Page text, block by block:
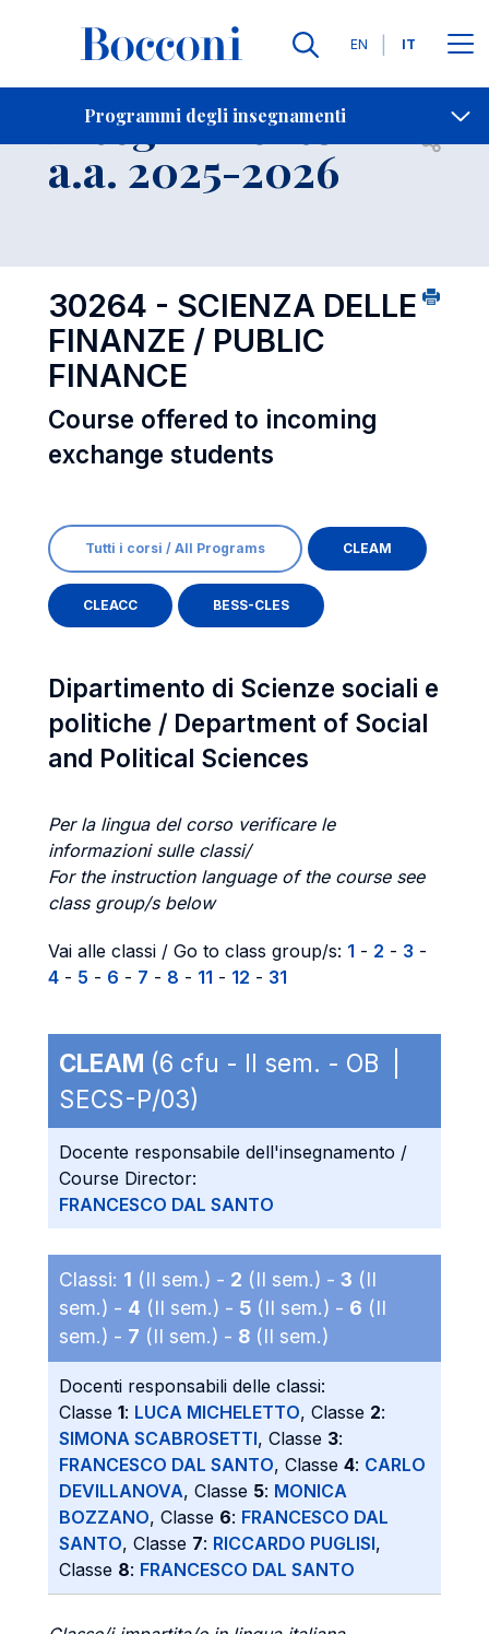
Lingue
EN IT
Programmi degli insegnamenti
Contatti
Insegnamento
a.a. 2025-2026 Open
30264 - SCIENZA DELLE
FINANZE / PUBLIC
FINANCE
Course offered to incoming
exchange students
Tutti i corsi / All Programs CLEAM
CLEACC BESS-CLES
Dipartimento di Scienze sociali e
politiche / Department of Social
and Political Sciences
Per la lingua del corso verificare le
informazioni sulle classi/
For the instruction language of the course see
class group/s below
Vai alle classi / Go to class group/s: 1 - 2 - 3 -
4 - 5 - 6 - 7 - 8 - 11 - 12 - 31
CLEAM (6 cfu - II sem. - OB |
SECS-P/03)
Docente responsabile dell'insegnamento /
Course Director:
FRANCESCO DAL SANTO
Classi: 1 (II sem.) - 2 (II sem.) - 3 (II
sem.) - 4 (II sem.) - 5 (II sem.) - 6 (II
sem.) - 7 (II sem.) - 8 (II sem.)
Docenti responsabili delle classi:
Classe 1: LUCA MICHELETTO, Classe 2:
SIMONA SCABROSETTI, Classe 3:
FRANCESCO DAL SANTO, Classe 4: CARLO
DEVILLANOVA, Classe 5: MONICA
BOZZANO, Classe 6: FRANCESCO DAL
SANTO, Classe 7: RICCARDO PUGLISI,
Classe 8: FRANCESCO DAL SANTO